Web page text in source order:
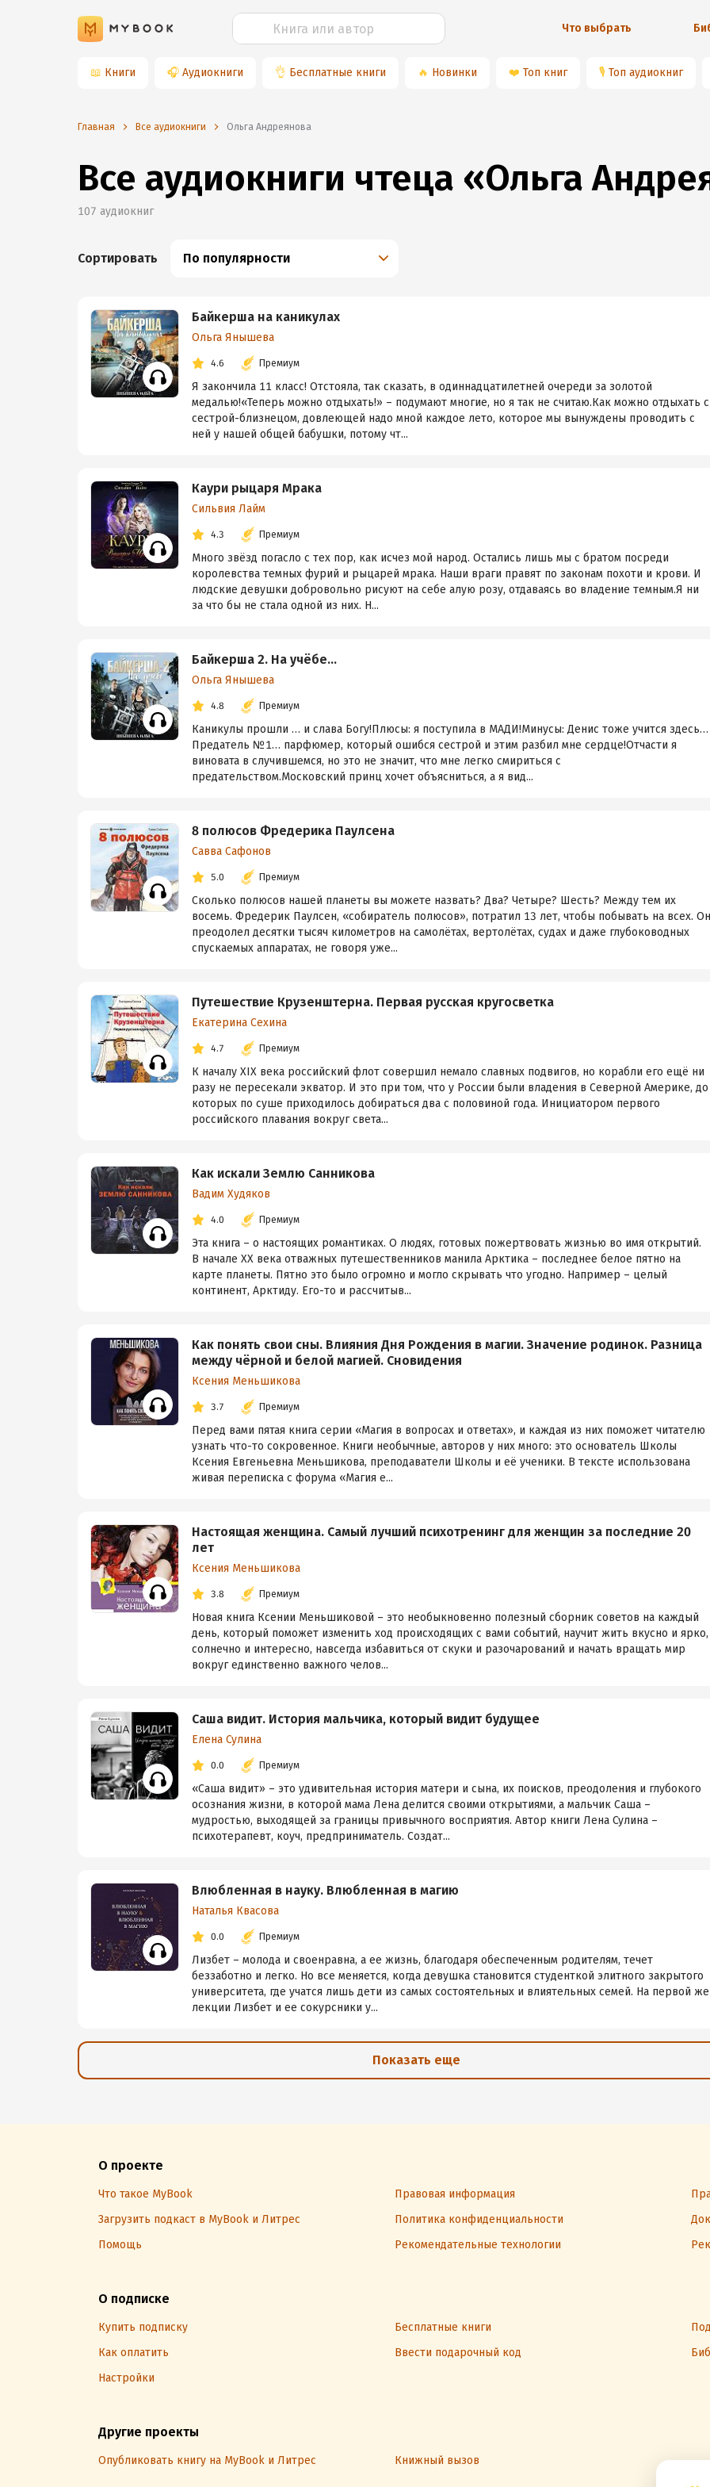
Что выбрать
📖 Книги 🎧 Аудиокниги 👌 Бесплатные книги 🔥 Новинки ❤️ Топ книг 🎙 Топ аудиокниг
Главная Все аудиокниги Ольга Андреянова
Все аудиокниги чтеца «Ольга
107 аудиокниг
Сортировать По популярности
Байкерша на каникулах
Ольга Янышева
4.6 Премиум
Я закончила 11 класс! Отстояла, так сказать, в одиннадцатилетней очереди за золотой
медалью!«Теперь можно отдыхать!» – подумают многие, но я так не считаю.Как можно отдыхать с
сестрой-близнецом, довлеющей надо мной каждое лето, которое мы вынуждены проводить с
ней у нашей общей бабушки, потому чт...
Каури рыцаря Мрака
Сильвия Лайм
4.3 Премиум
Много звёзд погасло с тех пор, как исчез мой народ. Остались лишь мы с братом посреди
королевства темных фурий и рыцарей мрака. Наши враги правят по законам похоти и крови. И
людские девушки добровольно рисуют на себе алую розу, отдаваясь во владение темным.Я ни
за что бы не стала одной из них. Н...
Байкерша 2. На учёбе…
Ольга Янышева
4.8 Премиум
Каникулы прошли … и слава Богу!Плюсы: я поступила в МАДИ!Минусы: Денис тоже учится здесь…
Предатель №1… парфюмер, который ошибся сестрой и этим разбил мне сердце!Отчасти я
виновата в случившемся, но это не значит, что мне легко смириться с
предательством.Московский принц хочет объясниться, а я вид...
8 полюсов Фредерика Паулсена
Савва Сафонов
5.0 Премиум
Сколько полюсов нашей планеты вы можете назвать? Два? Четыре? Шесть? Между тем их
восемь. Фредерик Паулсен, «собиратель полюсов», потратил 13 лет, чтобы побывать на всех. Он
преодолел десятки тысяч километров на самолётах, вертолётах, судах и даже глубоководных
спускаемых аппаратах, не говоря уже...
Путешествие Крузенштерна. Первая русская кругосветка
Екатерина Сехина
4.7 Премиум
К началу XIX века российский флот совершил немало славных подвигов, но корабли его ещё ни
разу не пересекали экватор. И это при том, что у России были владения в Северной Америке, до
которых по суше приходилось добираться два с половиной года. Инициатором первого
российского плавания вокруг света...
Как искали Землю Санникова
Вадим Худяков
4.0 Премиум
Эта книга – о настоящих романтиках. О людях, готовых пожертвовать жизнью во имя открытий.
В начале XX века отважных путешественников манила Арктика – последнее белое пятно на
карте планеты. Пятно это было огромно и могло скрывать что угодно. Например – целый
континент, Арктиду. Его-то и рассчитыв...
Как понять свои сны. Влияния Дня Рождения в магии. Значение родинок. Разница
между чёрной и белой магией. Сновидения
Ксения Меньшикова
3.7 Премиум
Перед вами пятая книга серии «Магия в вопросах и ответах», и каждая из них поможет читателю
узнать что-то сокровенное. Книги необычные, авторов у них много: это основатель Школы
Ксения Евгеньевна Меньшикова, преподаватели Школы и её ученики. В тексте использована
живая переписка с форума «Магия е...
Настоящая женщина. Самый лучший психотренинг для женщин за последние 20
лет
Ксения Меньшикова
3.8 Премиум
Новая книга Ксении Меньшиковой – это необыкновенно полезный сборник советов на каждый
день, который поможет изменить ход происходящих с вами событий, научит жить вкусно и ярко,
солнечно и интересно, навсегда избавиться от скуки и разочарований и начать вращать мир
вокруг единственно важного челов...
Саша видит. История мальчика, который видит будущее
Елена Сулина
0.0 Премиум
«Саша видит» – это удивительная история матери и сына, их поисков, преодоления и глубокого
осознания жизни, в которой мама Лена делится своими открытиями, а мальчик Саша –
мудростью, выходящей за границы привычного восприятия. Автор книги Лена Сулина –
психотерапевт, коуч, предприниматель. Создат...
Влюбленная в науку. Влюбленная в магию
Наталья Квасова
0.0 Премиум
Лизбет – молода и своенравна, а ее жизнь, благодаря обеспеченным родителям, течет
беззаботно и легко. Но все меняется, когда девушка становится студенткой элитного закрытого
университета, где учатся лишь дети из самых состоятельных и влиятельных семей. На первой же
лекции Лизбет и ее сокурсники у...
Показать еще
О проекте
Что такое MyBook Правовая информация
Загрузить подкаст в MyBook и Литрес
Политика конфиденциальности
Помощь
Рекомендательные технологии
О подписке
Купить подписку Бесплатные книги
Как оплатить
Ввести подарочный код
Настройки
Другие проекты
Опубликовать книгу на MyBook и Литрес Книжный вызов